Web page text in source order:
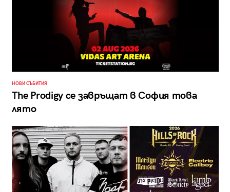
НОВИ СЪБИТИЯ
The Prodigy се завръщат в София това
лято